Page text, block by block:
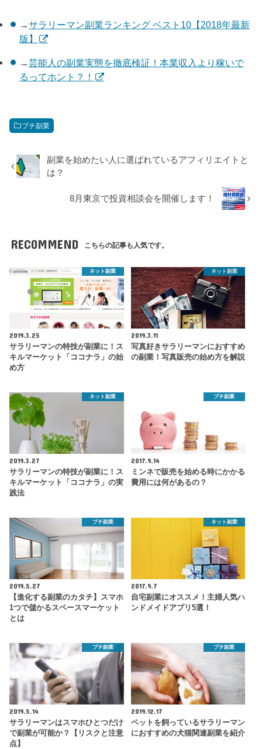
→サラリーマン副業ランキング ベスト10【2018年最新
版】
→芸能人の副業実態を徹底検証！本業収入より稼いで
るってホント？！
プチ副業
副業を始めたい人に選ばれているアフィリエイトと
は？
8月東京で投資相談会を開催します！
RECOMMEND こちらの記事も人気です。
ネット副業
2019.3.25
サラリーマンの特技が副業に！ス
キルマーケット「ココナラ」の始
め方
ネット副業
2019.3.11
写真好きサラリーマンにおすすめ
の副業！写真販売の始め方を解説
ネット副業
2019.3.27
サラリーマンの特技が副業に！ス
キルマーケット「ココナラ」の実
践法
プチ副業
2017.9.14
ミンネで販売を始める時にかかる
費用には何があるの？
プチ副業
2019.5.27
【進化する副業のカタチ】スマホ
1つで儲かるスペースマーケット
とは
ネット副業
2017.9.7
自宅副業にオススメ！主婦人気ハ
ンドメイドアプリ5選！
プチ副業
2019.5.14
サラリーマンはスマホひとつだけ
で副業が可能か？【リスクと注意
点】
プチ副業
2019.12.17
ペットを飼っているサラリーマン
におすすめの犬猫関連副業を紹介